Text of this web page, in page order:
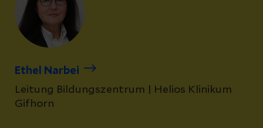
Ethel Narbei
Leitung Bildungszentrum | Helios Klinikum
Gifhorn